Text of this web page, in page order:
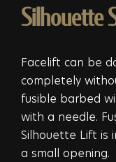
Silhouette
Facelift can be
completely
fusible barbed
with a needle.
Silhouette Lift is
a small opening.